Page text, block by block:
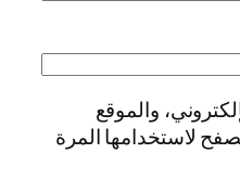
والموقع
لاستخدامها المرة